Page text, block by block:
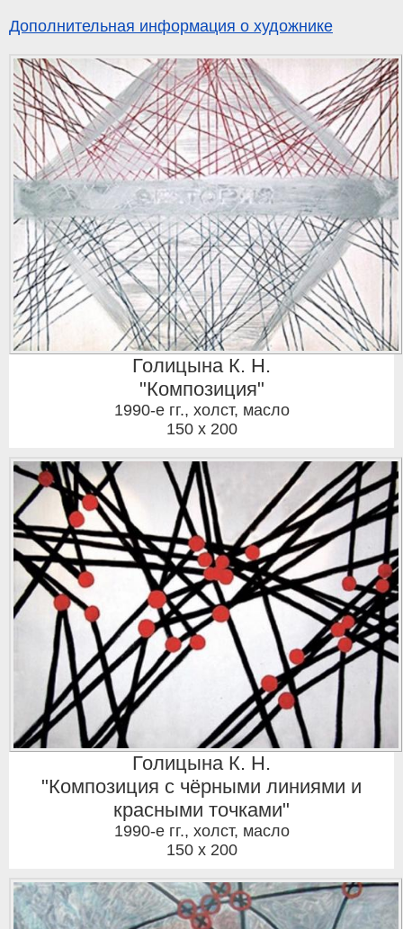
Дополнительная информация о художнике
Голицына К. Н.
"Композиция"
1990-е гг., холст, масло
150 x 200
Голицына К. Н.
"Композиция с чёрными линиями и
красными точками"
1990-е гг., холст, масло
150 x 200